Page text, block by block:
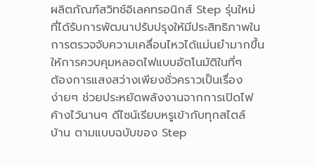
ผลิตภัณฑ์สวิทช์อิเลคทรอนิกส์ Step รุ่นใหม่
ที่ได้รับการพัฒนาปรับปรุงให้มีประสิทธิภาพใน
การตรวจจับความเคลื่อนไหวได้แม่นยำมากขึ้น
ให้การควบคุมหลอดไฟแบบอัตโนมัติในที่ๆ
ต้องการแสงสว่างเพียงชั่วคราวเป็นเรื่อง
ง่ายๆ ช่วยประหยัดพลังงานจากการเปิดไฟ
ค้างไว้นานๆ ดีไซน์เรียบหรูเข้ากับทุกสไตล์
บ้าน ตามแบบฉบับของ Step